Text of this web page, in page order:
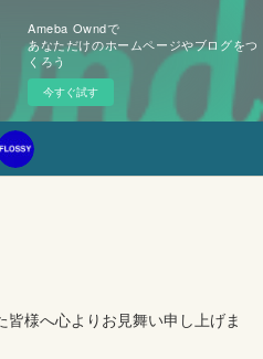
Ameba Owndで
あなただけのホームページやブログをつ
くろう
今すぐ試す
様へ心よりお見舞い申し上げま